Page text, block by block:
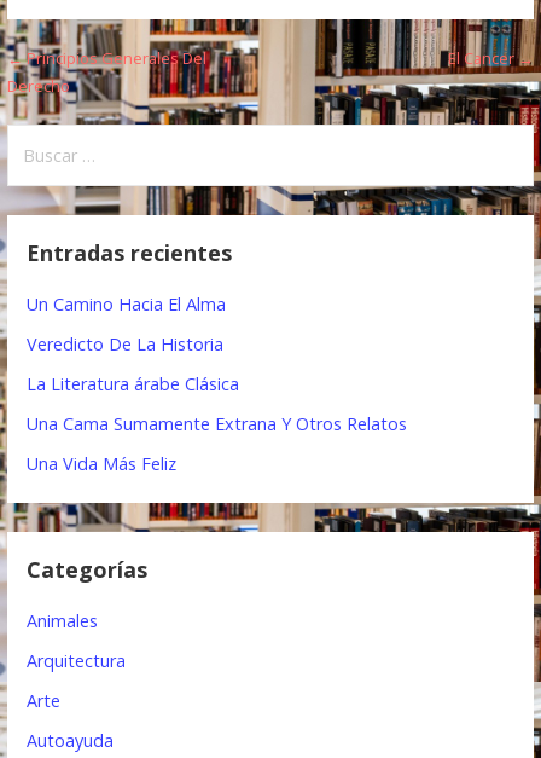
N
a
v
e
a
ó
n
d
n
← Principios Generales Del
Derecho
El Cancer →
s
Entradas recientes
Un Camino Hacia El Alma
Veredicto De La Historia
La Literatura árabe Clásica
Una Cama Sumamente Extrana Y Otros Relatos
Una Vida Más Feliz
Categorías
Animales
Arquitectura
Arte
Autoayuda